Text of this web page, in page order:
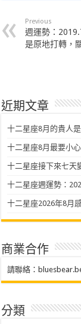
Previous
週運勢：
是原地打轉，
近期文章
十二星座8月的貴人
十二星座8月最要小
十二星座接下來七天
十二星座週運勢：
十二星座2026年8月
商業合作
請聯絡：
分類